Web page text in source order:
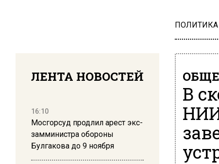
ПОЛИТИКА
ЛЕНТА НОВОСТЕЙ
16:10
Мосгорсуд продлил арест экс-
замминистра обороны
Булгакова до 9 ноября
В